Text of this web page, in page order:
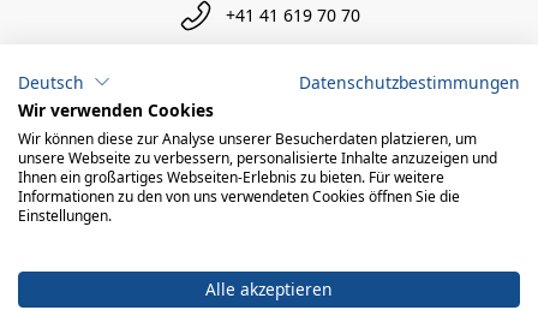
+41 41 619 70 70
info@engelberger.ch
Deutsch
Datenschutzbestimmungen
Wir verwenden Cookies
Wir können diese zur Analyse unserer Besucherdaten platzieren, um
unsere Webseite zu verbessern, personalisierte Inhalte anzuzeigen und
Ihnen ein großartiges Webseiten-Erlebnis zu bieten. Für weitere
Informationen zu den von uns verwendeten Cookies öffnen Sie die
Einstellungen.
Alle akzeptieren